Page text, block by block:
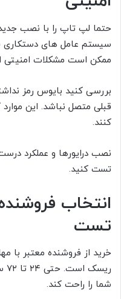
حتما لپ تاپ را با نصب
سیستم عامل های دستکاری
ممکن است مشکلات امنیتی
بررسی کنید بایوس رمز
قبلی متصل نباشد. این
کنند.
نصب درایورها و عملکرد
تست کنید.
انتخاب
تست
خرید از فروشنده معتبر
شما را راحت کند.